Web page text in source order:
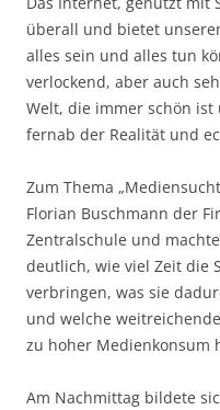
überall und bietet
alles sein und alles tun
verlockend, aber auch
Welt, die immer schön
fernab der Realität und
Zum Thema
Florian Buschmann der
Zentralschule und
deutlich, wie viel Zeit die
verbringen, was sie
und welche
zu hoher Medienkonsum
Am Nachmittag bildete